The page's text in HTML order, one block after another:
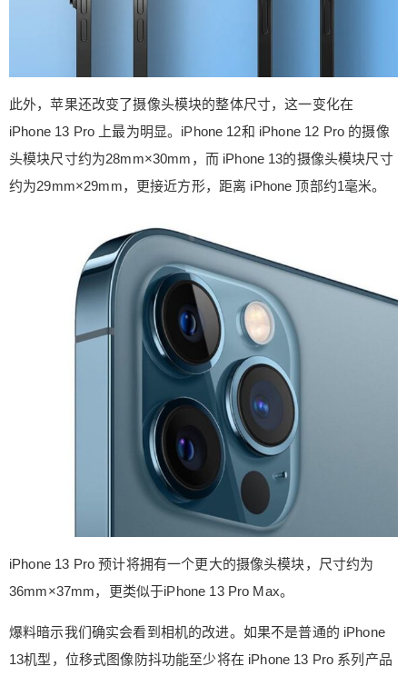
此外，苹果还改变了摄像头模块的整体尺寸，这一变化在
iPhone 13 Pro 上最为明显。iPhone 12和 iPhone 12 Pro 的摄像
头模块尺寸约为28mm×30mm，而 iPhone 13的摄像头模块尺寸
约为29mm×29mm，更接近方形，距离 iPhone 顶部约1毫米。
iPhone 13 Pro 预计将拥有一个更大的摄像头模块，尺寸约为
36mm×37mm，更类似于iPhone 13 Pro Max。
爆料暗示我们确实会看到相机的改进。如果不是普通的 iPhone
13机型，位移式图像防抖功能至少将在 iPhone 13 Pro 系列产品
给鹰视界打赏
2 5 10
20 元 50 元
付费内容
¥
6位以上